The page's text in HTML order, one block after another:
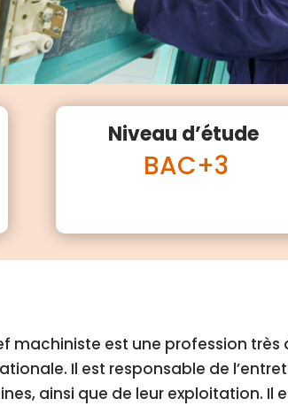
Niveau d’étude
BAC+3
machiniste est une profession très
Il est responsable de
ainsi que de leur exploitation. Il